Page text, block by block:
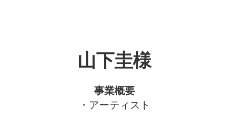
山下圭様
事業概要
・アーティスト